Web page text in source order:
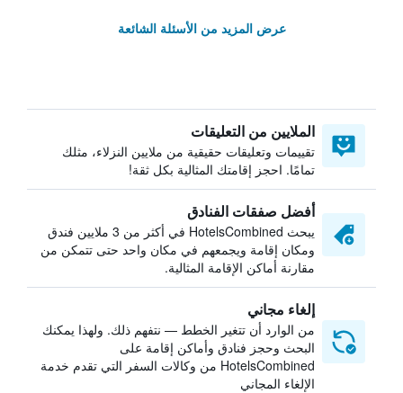
عرض المزيد من الأسئلة الشائعة
الملايين من التعليقات
تقييمات وتعليقات حقيقية من ملايين النزلاء، مثلك
تمامًا. احجز إقامتك المثالية بكل ثقة!
أفضل صفقات الفنادق
يبحث HotelsCombined في أكثر من 3 ملايين فندق
ومكان إقامة ويجمعهم في مكان واحد حتى تتمكن من
مقارنة أماكن الإقامة المثالية.
إلغاء مجاني
من الوارد أن تتغير الخطط — نتفهم ذلك. ولهذا يمكنك
البحث وحجز فنادق وأماكن إقامة على
HotelsCombined من وكالات السفر التي تقدم خدمة
الإلغاء المجاني